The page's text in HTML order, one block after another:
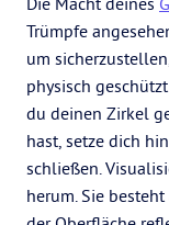
Trümpfe
um
physisch
du deinen Zirkel
hast, setze dich
schließen.
herum. Sie